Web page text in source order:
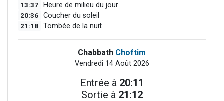
13:37 Heure de milieu du jour
20:36 Coucher du soleil
21:18 Tombée de la nuit
Chabbath Choftim
Vendredi 14 Août 2026
Entrée à 20:11
Sortie à 21:12